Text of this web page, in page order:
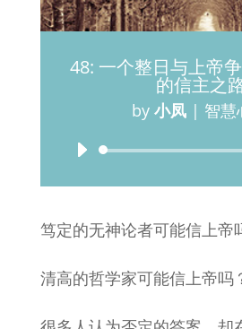
48: 一个整日与上帝
的信主之
by小凤 | 智慧
笃定的无神论者可能信上帝
清高的哲学家可能信上帝吗